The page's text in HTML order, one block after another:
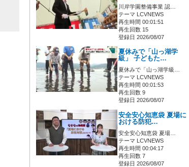
川岸学園整備事業 認…
テーマ LCVNEWS
再生時間 00:01:51
再生回数 15
登録日 2026/08/07
夏休みで「山っ湖学
級」 子どもた…
夏休みで「山っ湖学級…
テーマ LCVNEWS
再生時間 00:01:53
再生回数 9
登録日 2026/08/07
安全安心知恵袋 夏場に
おける防犯…
安全安心知恵袋 夏場…
テーマ LCVNEWS
再生時間 00:04:17
再生回数 7
登録日 2026/08/07